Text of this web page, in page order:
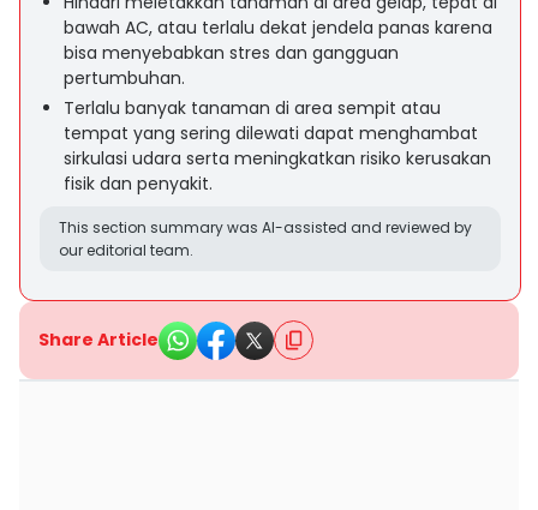
bawah AC, atau terlalu dekat jendela panas karena
bisa menyebabkan stres dan gangguan
pertumbuhan.
Terlalu banyak tanaman di area sempit atau
tempat yang sering dilewati dapat menghambat
sirkulasi udara serta meningkatkan risiko kerusakan
fisik dan penyakit.
This section summary was AI-assisted and reviewed by
our editorial team.
Share Article